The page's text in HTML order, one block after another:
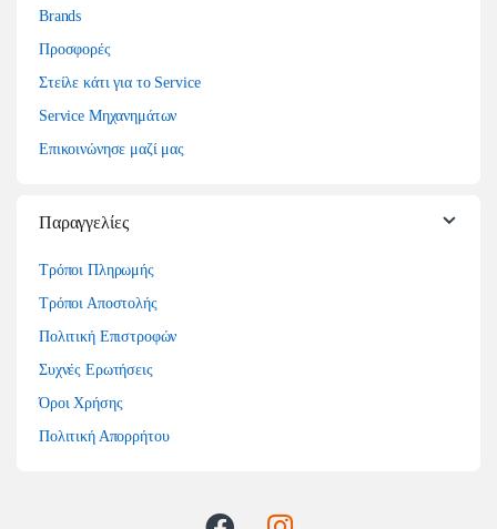
Brands
Προσφορές
Στείλε κάτι για το Service
Service Μηχανημάτων
Επικοινώνησε μαζί μας
Παραγγελίες
Τρόποι Πληρωμής
Τρόποι Αποστολής
Πολιτική Επιστροφών
Συχνές Ερωτήσεις
Όροι Χρήσης
Πολιτική Απορρήτου